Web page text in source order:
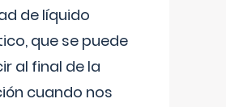
de líquido
que se puede
al final de la
cuando nos